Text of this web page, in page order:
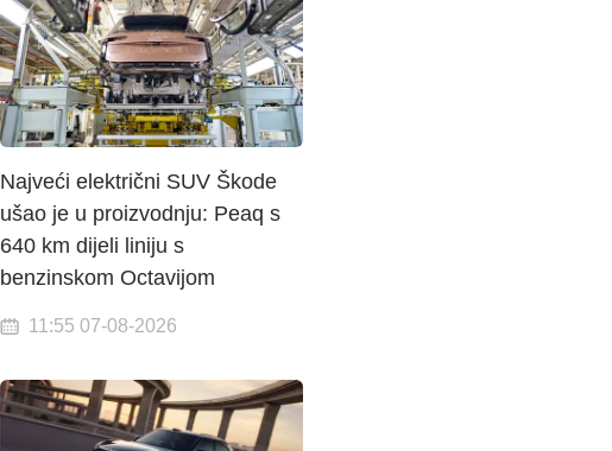
Najveći električni SUV Škode
ušao je u proizvodnju: Peaq s
640 km dijeli liniju s
benzinskom Octavijom
11:55 07-08-2026